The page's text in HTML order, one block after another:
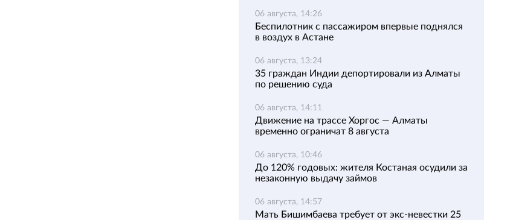
06 августа, 14:26
Беспилотник с пассажиром впервые поднялся
в воздух в Астане
06 августа, 13:24
35 граждан Индии депортировали из Алматы
по решению суда
06 августа, 14:11
Движение на трассе Хоргос — Алматы
временно ограничат 8 августа
06 августа, 10:46
До 120% годовых: жителя Костаная осудили за
незаконную выдачу займов
06 августа, 14:57
Мать Бишимбаева требует от экс-невестки 25